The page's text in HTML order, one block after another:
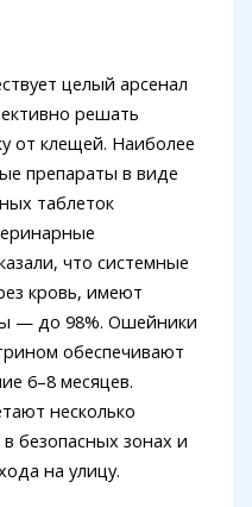
целый арсенал
решать
от клещей. Наиболее
препараты в виде
таблеток
что системные
кровь, имеют
— до 98%. Ошейники
обеспечивают
6–8 месяцев.
несколько
безопасных зонах и
на улицу.